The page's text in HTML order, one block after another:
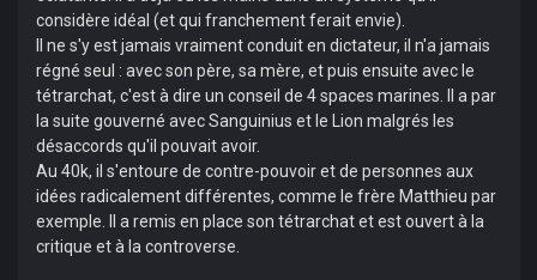
considère idéal (et qui franchement ferait envie).
Il ne s'y est jamais vraiment conduit en dictateur, il n'a jamais
régné seul : avec son père, sa mère, et puis ensuite avec le
tétrarchat, c'est à dire un conseil de 4 spaces marines. Il a par
la suite gouverné avec Sanguinius et le Lion malgrés les
désaccords qu'il pouvait avoir.
Au 40k, il s'entoure de contre-pouvoir et de personnes aux
idées radicalement différentes, comme le frère Matthieu par
exemple. Il a remis en place son tétrarchat et est ouvert à la
critique et à la controverse.